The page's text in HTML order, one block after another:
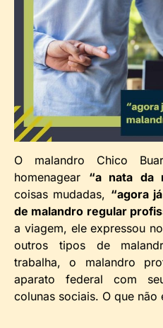
O malandro Chico
homenagear “a nata da
coisas mudadas, “agora
de malandro regular
a viagem, ele expressou
outros tipos de
trabalha, o malandro
aparato federal com
colunas sociais. O que não